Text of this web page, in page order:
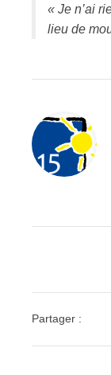
« Je n’ai
lieu de
Partager :